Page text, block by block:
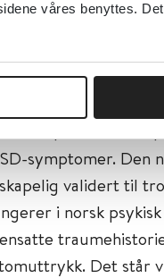
våres benyttes.
tilstrekkelig
Diagnostic and
symptomer. Den
validert til
i norsk
Det står